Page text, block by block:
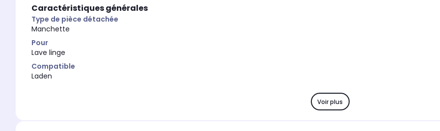
Caractéristiques générales
Type de pièce détachée
Manchette
Pour
Lave linge
Compatible
Laden
Voir plus